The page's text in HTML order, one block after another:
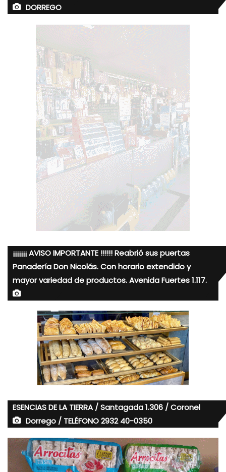
DORREGO
¡¡¡¡¡¡¡ AVISO IMPORTANTE !!!!!! Reabrió sus puertas
Panadería Don Nicolás. Con horario extendido y
mayor variedad de productos. Avenida Fuertes 1.117.
ESENCIAS DE LA TIERRA / Santagada 1.306 / Coronel
Dorrego / TELÉFONO 2932 40-0350